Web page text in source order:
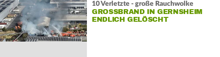
10 Verletzte - große Rauchwolke
GROSSBRAND IN GERNSHEIM E
NDLICH GELÖSCHT